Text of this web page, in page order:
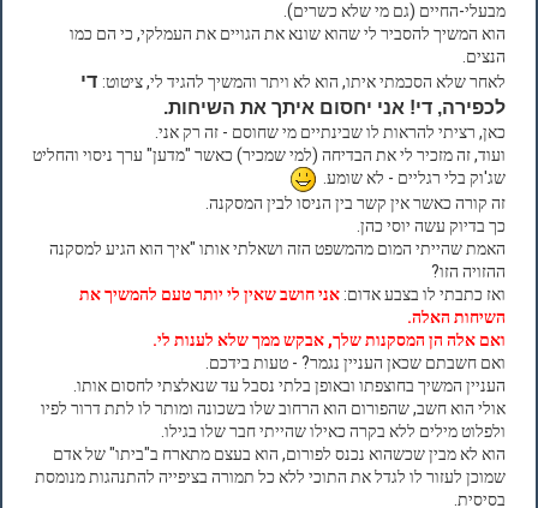
מבעלי-החיים (גם מי שלא כשרים).
הוא המשיך להסביר לי שהוא שונא את הגויים את העמלקי, כי הם כמו
הנצים.
לאחר שלא הסכמתי איתו, הוא לא ויתר והמשיך להגיד לי, ציטוט: די
לכפירה, די! אני יחסום איתך את השיחות.
כאן, רציתי להראות לו שבינתיים מי שחוסם - זה רק אני.
ועוד, זה מזכיר לי את הבדיחה (למי שמכיר) כאשר "מדען" ערך ניסוי והחליט
שג'וק בלי רגליים - לא שומע.
זה קורה כאשר אין קשר בין הניסו לבין המסקנה.
כך בדיוק עשה יוסי כהן.
האמת שהייתי המום מהמשפט הזה ושאלתי אותו "איך הוא הגיע למסקנה
ההזויה הזו?
ואז כתבתי לו בצבע אדום: אני חושב שאין לי יותר טעם להמשיך את
השיחות האלה.
ואם אלה הן המסקנות שלך, אבקש ממך שלא לענות לי.
ואם חשבתם שכאן העניין נגמר? - טעות בידכם.
העניין המשיך בחוצפתו ובאופן בלתי נסבל עד שנאלצתי לחסום אותו.
אולי הוא חשב, שהפורום הוא הרחוב שלו בשכונה ומותר לו לתת דרור לפיו
ולפלוט מילים ללא בקרה כאילו שהייתי חבר שלו בגילו.
הוא לא מבין שכשהוא נכנס לפורום, הוא בעצם מתארח ב"ביתו" של אדם
שמוכן לעזור לו לגדל את התוכי ללא כל תמורה בציפייה להתנהגות מנומסת
בסיסית.